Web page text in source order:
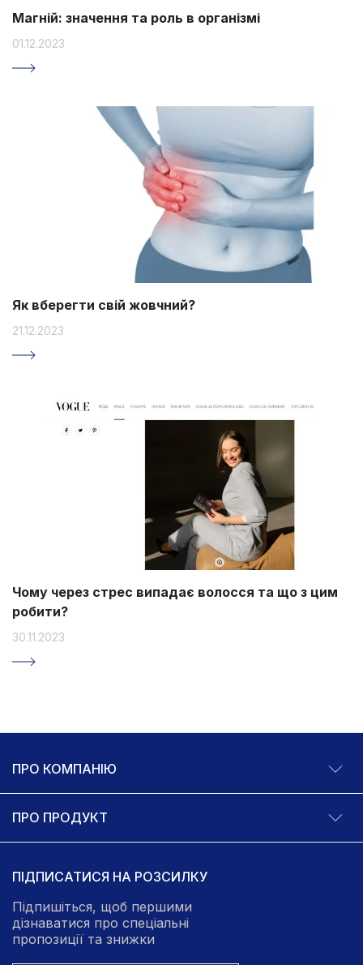
Магній: значення та роль в організмі
01.12.2023
Як вберегти свій жовчний?
21.12.2023
Чому через стрес випадає волосся та що з цим
робити?
30.11.2023
ПРО КОМПАНІЮ
ПРО ПРОДУКТ
ПІДПИСАТИСЯ НА РОЗСИЛКУ
Підпишіться, щоб першими
дізнаватися про спеціальні
пропозиції та знижки